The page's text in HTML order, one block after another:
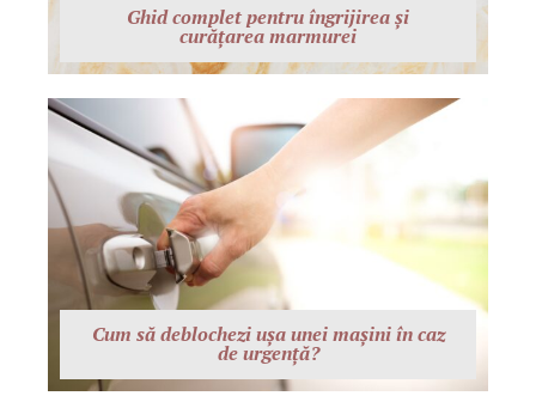
Ghid complet pentru îngrijirea și
curățarea marmurei
Cum să deblochezi ușa unei mașini în caz
de urgență?